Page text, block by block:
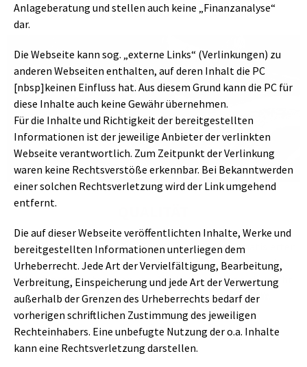
Anlageberatung und stellen auch keine „Finanzanalyse“
dar.
Die Webseite kann sog. „externe Links“ (Verlinkungen) zu
anderen Webseiten enthalten, auf deren Inhalt die PC
[nbsp]keinen Einfluss hat. Aus diesem Grund kann die PC für
diese Inhalte auch keine Gewähr übernehmen.
Für die Inhalte und Richtigkeit der bereitgestellten
Informationen ist der jeweilige Anbieter der verlinkten
Webseite verantwortlich. Zum Zeitpunkt der Verlinkung
waren keine Rechtsverstöße erkennbar. Bei Bekanntwerden
einer solchen Rechtsverletzung wird der Link umgehend
entfernt.
Die auf dieser Webseite veröffentlichten Inhalte, Werke und
bereitgestellten Informationen unterliegen dem
Urheberrecht. Jede Art der Vervielfältigung, Bearbeitung,
Verbreitung, Einspeicherung und jede Art der Verwertung
außerhalb der Grenzen des Urheberrechts bedarf der
vorherigen schriftlichen Zustimmung des jeweiligen
Rechteinhabers. Eine unbefugte Nutzung der o.a. Inhalte
kann eine Rechtsverletzung darstellen.
Unabhängig von der Größe Ihres Vermögens.
Unser Maßstab ist Ihre Zufriedenheit. Keine automatisierten
Computerstimmen sondern unsere engagierten und
erfahrenen Beraterinnen und Berater kümmern sich um Ihr
Anliegen.Das bedeutet für unsBeratungsqualität
ERFAHRUNG